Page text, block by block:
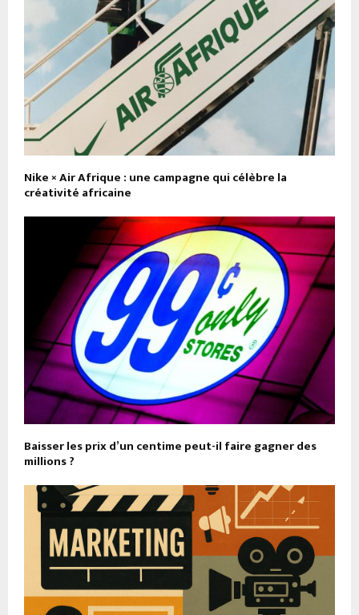
Nike × Air Afrique : une campagne qui célèbre la
créativité africaine
Baisser les prix d’un centime peut-il faire gagner des
millions ?